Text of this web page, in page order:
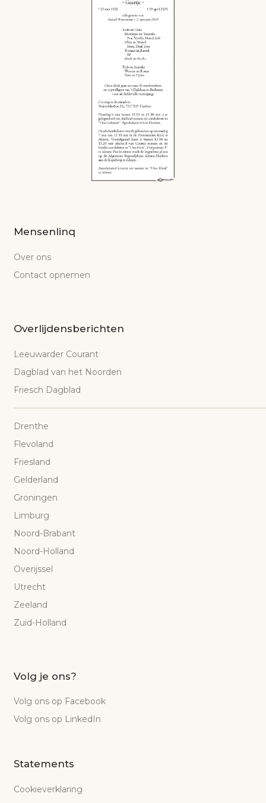
Mensenlinq
Over ons
Contact opnemen
Overlijdensberichten
Leeuwarder Courant
Dagblad van het Noorden
Friesch Dagblad
Drenthe
Flevoland
Friesland
Gelderland
Groningen
Limburg
Noord-Brabant
Noord-Holland
Overijssel
Utrecht
Zeeland
Zuid-Holland
Volg je ons?
Volg ons op Facebook
Volg ons op LinkedIn
Statements
Cookieverklaring